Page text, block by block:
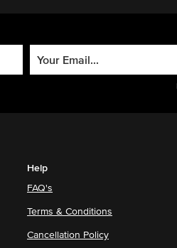
Help
FAQ's
Terms & Conditions
Cancellation Policy